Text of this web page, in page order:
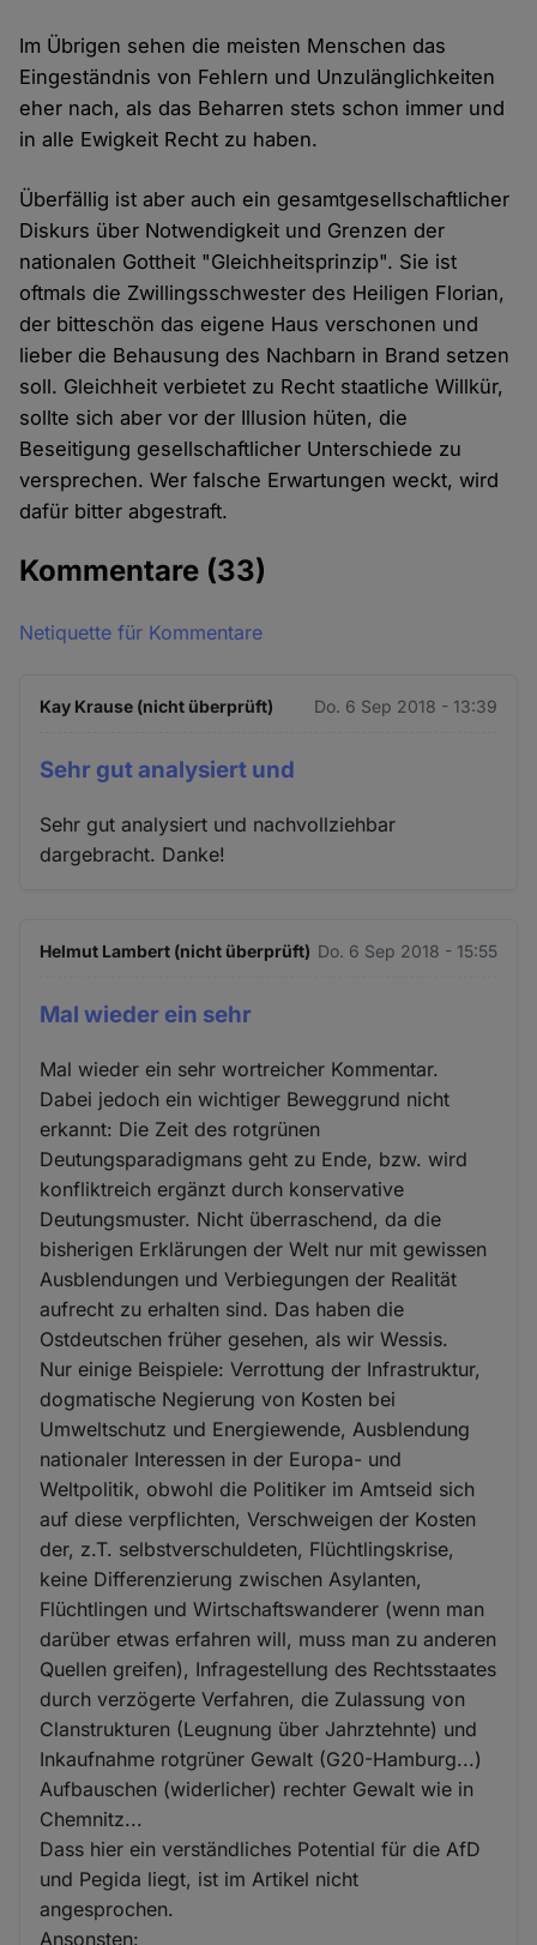
Im Übrigen sehen die meisten Menschen das
Eingeständnis von Fehlern und Unzulänglichkeiten
eher nach, als das Beharren stets schon immer und
in alle Ewigkeit Recht zu haben.
Überfällig ist aber auch ein gesamtgesellschaftlicher
Diskurs über Notwendigkeit und Grenzen der
nationalen Gottheit "Gleichheitsprinzip". Sie ist
oftmals die Zwillingsschwester des Heiligen Florian,
der bitteschön das eigene Haus verschonen und
lieber die Behausung des Nachbarn in Brand setzen
soll. Gleichheit verbietet zu Recht staatliche Willkür,
sollte sich aber vor der Illusion hüten, die
Beseitigung gesellschaftlicher Unterschiede zu
versprechen. Wer falsche Erwartungen weckt, wird
dafür bitter abgestraft.
Kommentare (33)
Netiquette für Kommentare
Kay Krause (nicht überprüft) Do. 6 Sep 2018 - 13:39
Sehr gut analysiert und
Sehr gut analysiert und nachvollziehbar
dargebracht. Danke!
Helmut Lambert (nicht überprüft) Do. 6 Sep 2018 - 15:55
Mal wieder ein sehr
Mal wieder ein sehr wortreicher Kommentar.
Dabei jedoch ein wichtiger Beweggrund nicht
erkannt: Die Zeit des rotgrünen
Deutungsparadigmans geht zu Ende, bzw. wird
konfliktreich ergänzt durch konservative
Deutungsmuster. Nicht überraschend, da die
bisherigen Erklärungen der Welt nur mit gewissen
Ausblendungen und Verbiegungen der Realität
aufrecht zu erhalten sind. Das haben die
Ostdeutschen früher gesehen, als wir Wessis.
Nur einige Beispiele: Verrottung der Infrastruktur,
dogmatische Negierung von Kosten bei
Umweltschutz und Energiewende, Ausblendung
nationaler Interessen in der Europa- und
Weltpolitik, obwohl die Politiker im Amtseid sich
auf diese verpflichten, Verschweigen der Kosten
der, z.T. selbstverschuldeten, Flüchtlingskrise,
keine Differenzierung zwischen Asylanten,
Flüchtlingen und Wirtschaftswanderer (wenn man
darüber etwas erfahren will, muss man zu anderen
Quellen greifen), Infragestellung des Rechtsstaates
durch verzögerte Verfahren, die Zulassung von
Clanstrukturen (Leugnung über Jahrztehnte) und
Inkaufnahme rotgrüner Gewalt (G20-Hamburg...)
Aufbauschen (widerlicher) rechter Gewalt wie in
Chemnitz...
Dass hier ein verständliches Potential für die AfD
und Pegida liegt, ist im Artikel nicht
angesprochen.
Ansonsten: